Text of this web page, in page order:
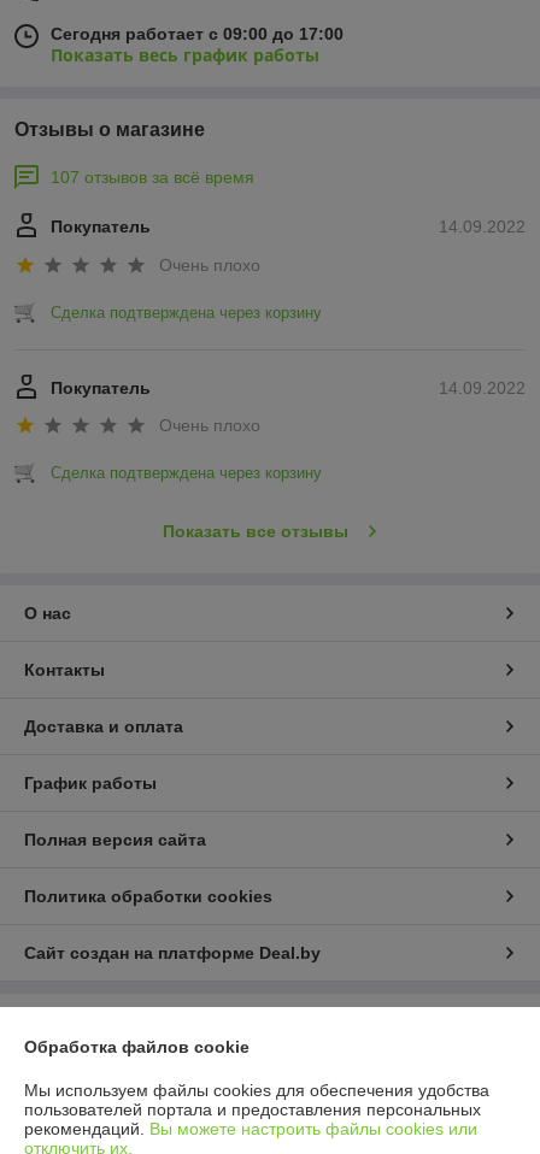
Сегодня работает с 09:00 до 17:00
Показать весь график работы
Отзывы о магазине
107 отзывов за всё время
14.09.2022
Покупатель
Очень плохо
Сделка подтверждена через корзину
14.09.2022
Покупатель
Очень плохо
Сделка подтверждена через корзину
Показать все отзывы
О нас
Контакты
Доставка и оплата
График работы
Полная версия сайта
Политика обработки cookies
Сайт создан на платформе Deal.by
220024, г. Минск, ул. Кижеватова 86А, к. 8
Регистрационный номер ЕГР: 193024685
Обработка файлов cookie
Мы используем файлы cookies для обеспечения удобства
пользователей портала и предоставления персональных
рекомендаций. Вы можете настроить файлы cookies или
отключить их.